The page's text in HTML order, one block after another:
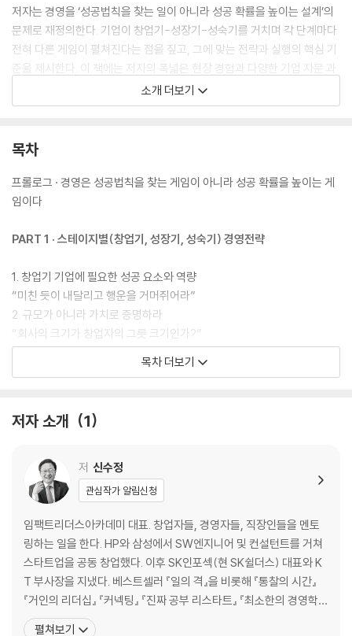
저자는 경영을 ‘성공법칙을 찾는 일이 아니라 성공 확률을 높이는 설계’의
문제로 재정의한다. 기업이 창업기-성장기-성숙기를 거치며 각 단계마다
전혀 다른 게임이 펼쳐진다는 점을 짚고, 그에 맞는 전략과 실행의 핵심 기
준을 제시한다. 이 책에는 저자의 폭넓은 현장 경험과 다양한 기업 자문 과
정에서 길어 올린 실질적인 통찰이 담겨 있다. 불확실성 속에서 창업을 준
비하거나 도약과 성장의 전환점을 모색하는 경영자와 리더들에게 복잡한
다.
소개 더보기
목차
프롤로그 · 경영은 성공법칙을 찾는 게임이 아니라 성공 확률을 높이는 게
임이다
PART 1 · 스테이지별(창업기, 성장기, 성숙기) 경영전략
1. 창업기 기업에 필요한 성공 요소와 역량
“미친 듯이 내달리고 행운을 거머쥐어라”
2. 규모가 아니라 가치로 증명하라
“회사의 크기가 창업자의 그릇 크기인가?”
3. 이상은 다음, 먼저 살아남아야 한다
“성장기에 들어가려면 먼저 확실한 1을 찾아야 한다”
5. 성숙기 기업을 위한 성공전략
6. 어떻게 스타트업이 대기업을 이길 수 있는가?
“란체스터 법칙, 3불 전략, 송곳 전략”
7. 신사업의 성공 확률을 높이는 방법
“K팝, K드라마, K웹툰은 어떻게 성공했는가?”
PART 2 · 스케일업 경영시스템
1. 성장기 기업의 병목과 경영시스템 구축
“병목을 해결할 시스템, 문화, 리더십”
목차 더보기
저자 소개 1
저 신수정
관심작가 알림신청
임팩트리더스아카데미 대표. 창업자들, 경영자들, 직장인들을 멘토
링하는 일을 한다. HP와 삼성에서 SW엔지니어 및 컨설턴트를 거쳐
스타트업을 공동 창업했다. 이후 SK인포섹(현 SK쉴더스) 대표와 K
T 부사장을 지냈다. 베스트셀러 『일의 격』을 비롯해 『통찰의 시간』
『거인의 리더십』 『커넥팅』 『진짜 공부 리스타트』 『최소한의 경영학』
『축적과 발산』 등을 썼다. 일과 커리어에 대한 다양한 경험과 통찰을,
펼쳐보기